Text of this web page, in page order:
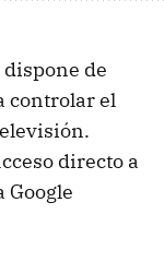
de
controlar el
directo a
Google